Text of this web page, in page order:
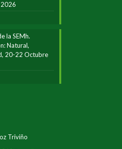
la SEMh.
Natural,
20-22 Octubre
Triviño